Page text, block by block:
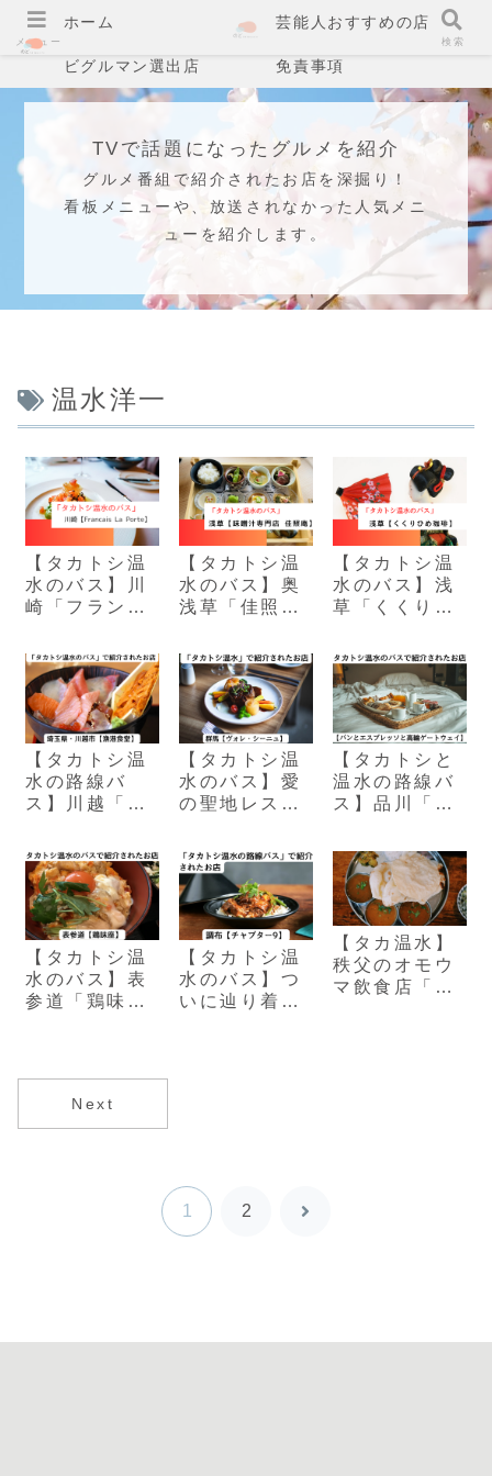
ホーム 芸能人おすすめの店
ビグルマン選出店 免責事項
TVで話題になったグルメを紹介
グルメ番組で紹介されたお店を深掘り！
看板メニューや、放送されなかった人気メニ
ューを紹介します。
温水洋一
【タカトシ温
水のバス】川
崎「フランセ
テ」の彩り野
菜ケーキ
【タカトシ温
水のバス】奥
浅草「佳照
贅沢おばんざ
い！
【タカトシ温
水のバス】浅
草「くくりひ
単衣を着た和
パフェ
【タカトシ温
水の路線バ
ス】川越「漁
店システムや
お得情報
【タカトシ温
水のバス】愛
の聖地レスト
レ・シーニ
ュ」の豚丼
【タカトシと
温水の路線バ
ス】品川「パ
ッソと高輪ゲ
ートウェイ」
【タカトシ温
水のバス】表
参道「鶏味座
【タカトシ温
水のバス】つ
いに辿り着い
【タカ温水】
秩父のオモウ
マ飲食店「み
Next
1 2
次
メニュー 検索